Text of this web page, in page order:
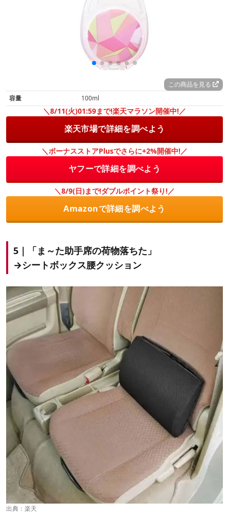
この商品を見る
容量
100ml
＼8/11(火)01:59まで!楽天マラソン開催中!／
楽天市場で詳細を調べよう
＼ボーナスストアPlusでさらに+2%開催中!／
ヤフーで詳細を調べよう
＼8/9(日)まで!ダブルポイント祭り!／
Amazonで詳細を調べよう
5｜「ま～た助手席の荷物落ちた」
→シートボックス腰クッション
出典： 楽天